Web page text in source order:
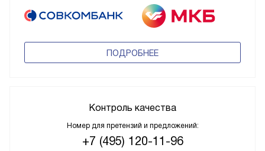
ПОДРОБНЕЕ
Контроль качества
Номер для претензий и предложений:
+7 (495) 120-11-96